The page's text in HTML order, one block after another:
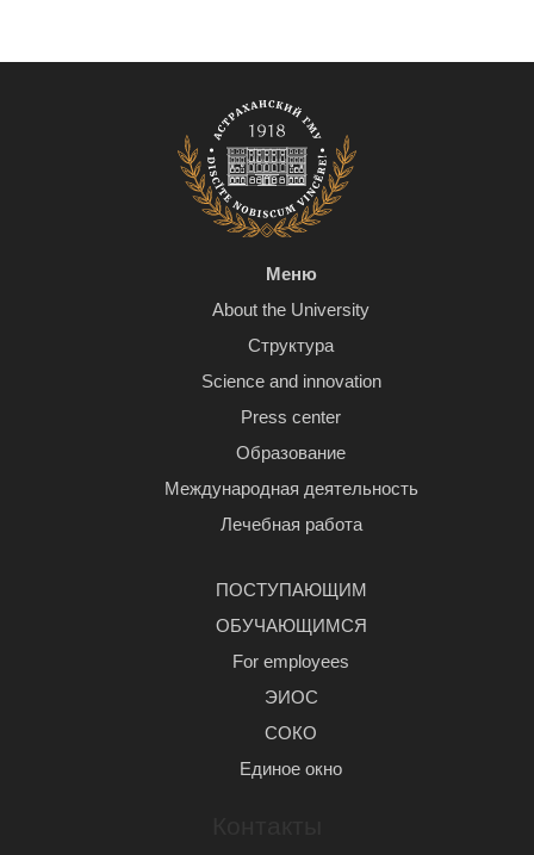
Меню
About the University
Структура
Science and innovation
Press center
Образование
Международная деятельность
Лечебная работа
ПОСТУПАЮЩИМ
ОБУЧАЮЩИМСЯ
For employees
ЭИОС
СОКО
Единое окно